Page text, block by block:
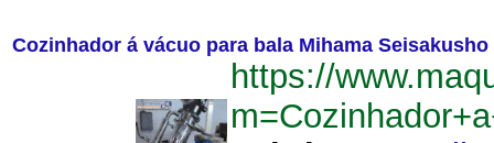
Cozinhador á vácuo para bala Mihama Seisakusho
https://